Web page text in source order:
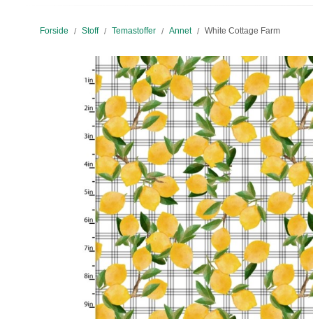
Forside Stoff Temastoffer Annet White Cottage Farm